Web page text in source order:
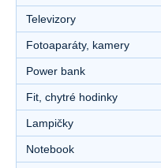
Televizory
Fotoaparáty, kamery
Power bank
Fit, chytré hodinky
Lampičky
Notebook